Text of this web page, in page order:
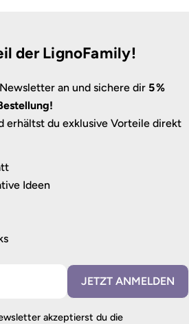
der LignoFamily!
an und sichere dir 5 %
erhältst du exklusive Vorteile direkt
Ideen
JETZT ANMELDEN
akzeptierst du die